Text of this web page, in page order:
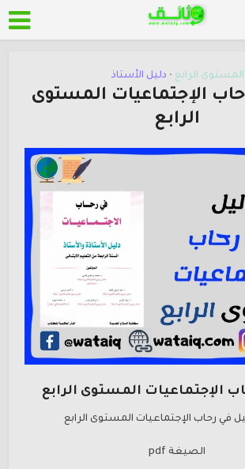
المستوى الرابع • دليل الأستاذ
الإجتماعيات المستوى
الرابع
الإجتماعيات المستوى الرابع
في رحاب الإجتماعيات المستوى الرابع
الصيغة pdf